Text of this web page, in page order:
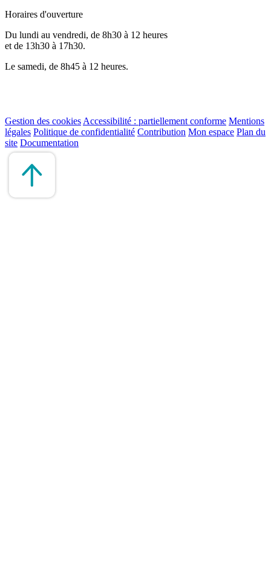
Horaires d'ouverture
Du lundi au vendredi, de 8h30 à 12 heures
et de 13h30 à 17h30.
Le samedi, de 8h45 à 12 heures.
Gestion des cookies Accessibilité : partiellement conforme Mentions
légales Politique de confidentialité Contribution Mon espace Plan du
site Documentation